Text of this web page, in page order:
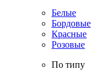
Белые
Бордовые
Красные
Розовые
По типу